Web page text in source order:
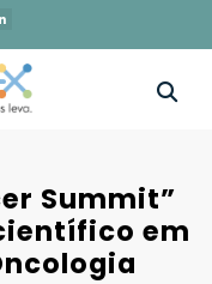
Summit”
em